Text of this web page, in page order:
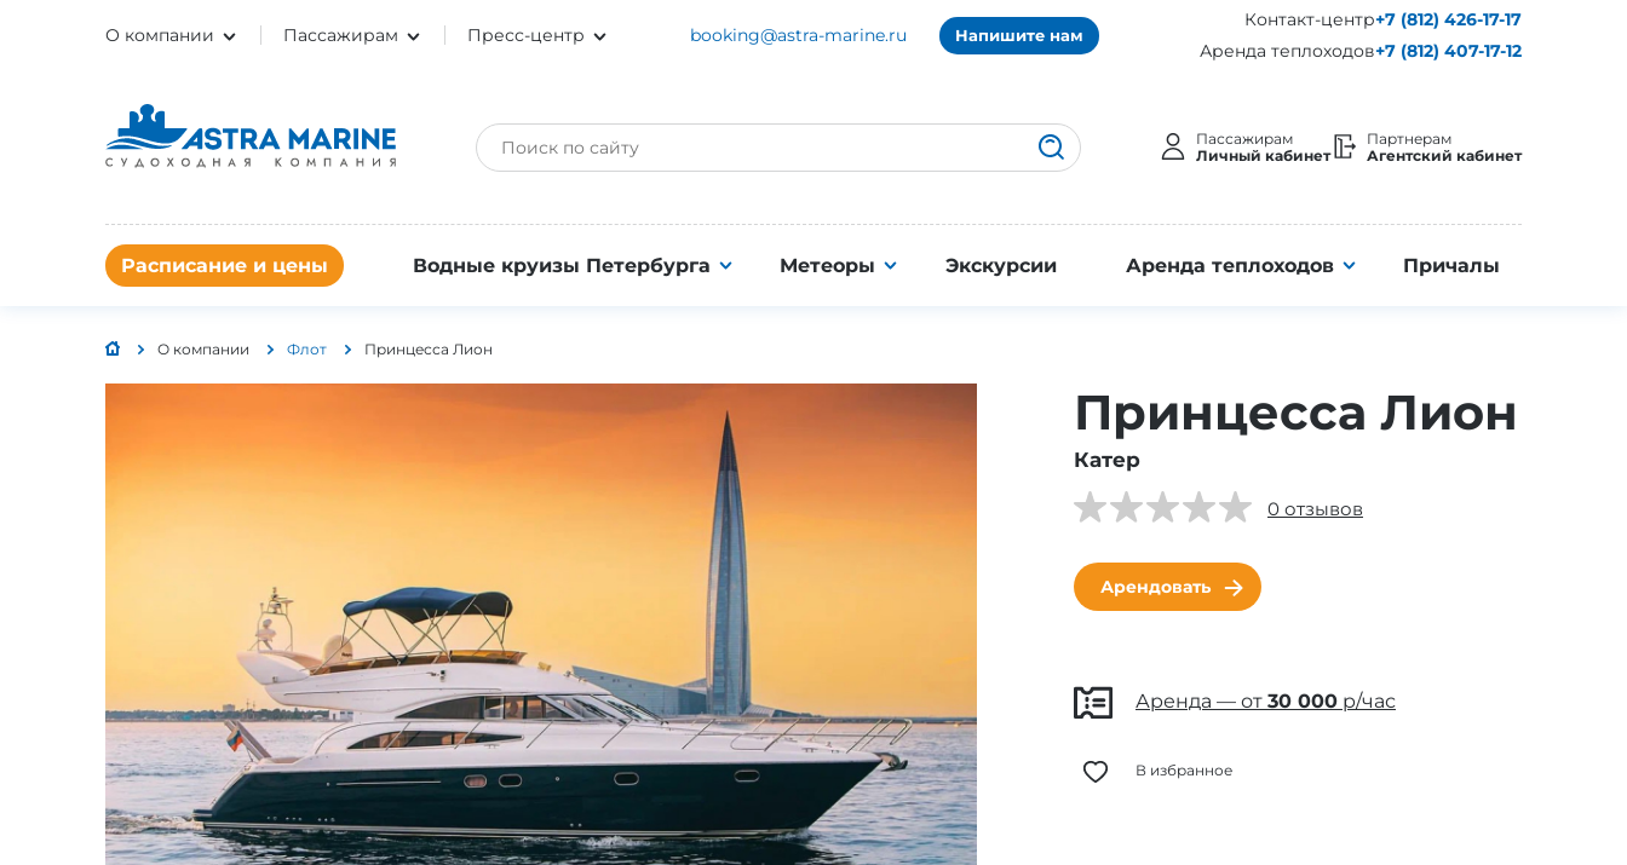
О компании Пассажирам Пресс-центр booking@astra-marine.ru Напишите нам
Контакт-центр+7 (812) 426-17-17
Аренда теплоходов+7 (812) 407-17-12
Пассажирам
Личный кабинет
Партнерам
Агентский кабинет
Расписание и цены Водные круизы Петербурга Метеоры Экскурсии Аренда теплоходов Причалы
О компании Флот Принцесса Лион
Принцесса Лион
Катер
0 отзывов
Арендовать
Аренда — от 30 000 р/час
В избранное